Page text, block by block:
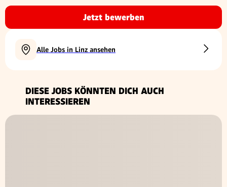
Jetzt bewerben
Alle Jobs in Linz ansehen
DIESE JOBS KÖNNTEN DICH AUCH
INTERESSIEREN